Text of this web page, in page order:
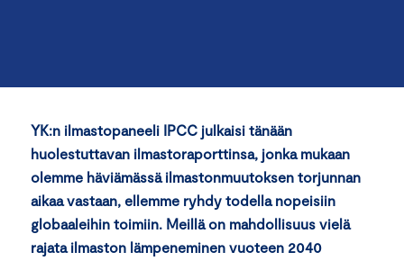
YK:n ilmastopaneeli IPCC julkaisi tänään
huolestuttavan ilmastoraporttinsa, jonka mukaan
olemme häviämässä ilmastonmuutoksen torjunnan
aikaa vastaan, ellemme ryhdy todella nopeisiin
globaaleihin toimiin. Meillä on mahdollisuus vielä
rajata ilmaston lämpeneminen vuoteen 2040